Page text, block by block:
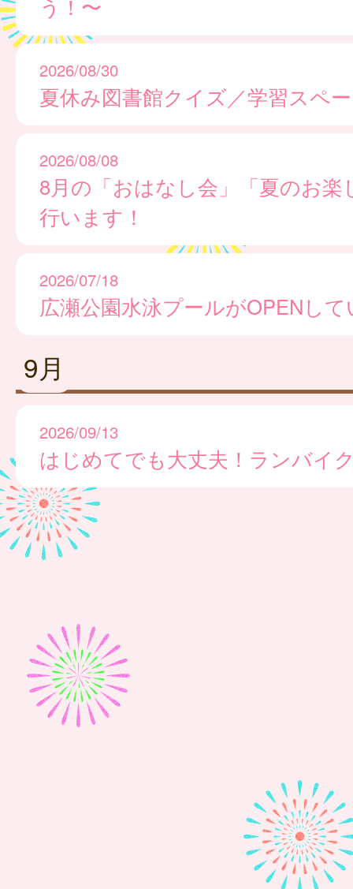
う！〜
2026/08/30
夏休み図書館クイズ／学習スペ
2026/08/08
8月の「おはなし会」「夏のお楽
行います！
2026/07/18
広瀬公園水泳プールがOPENし
9月
2026/09/13
はじめてでも大丈夫！ランバイ